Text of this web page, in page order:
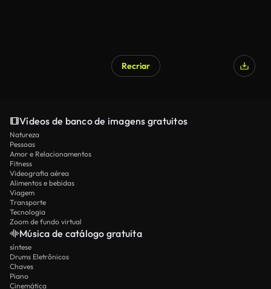
Recriar
Vídeos de banco de imagens gratuitos
Natureza
Pessoas
Amor e Relacionamentos
Fitness
Videografia aérea
Alimentos e bebidas
Viagem
Transporte
Tecnologia
Zoom de fundo virtual
Música de catálogo gratuita
síntese
Drums Eletrônicos
Chaves
Piano
Cinemática